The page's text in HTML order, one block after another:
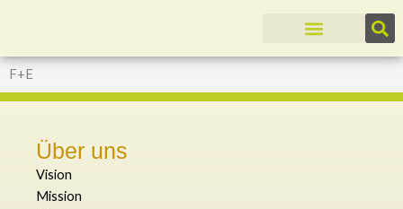
F+E
Über uns
Vision
Mission